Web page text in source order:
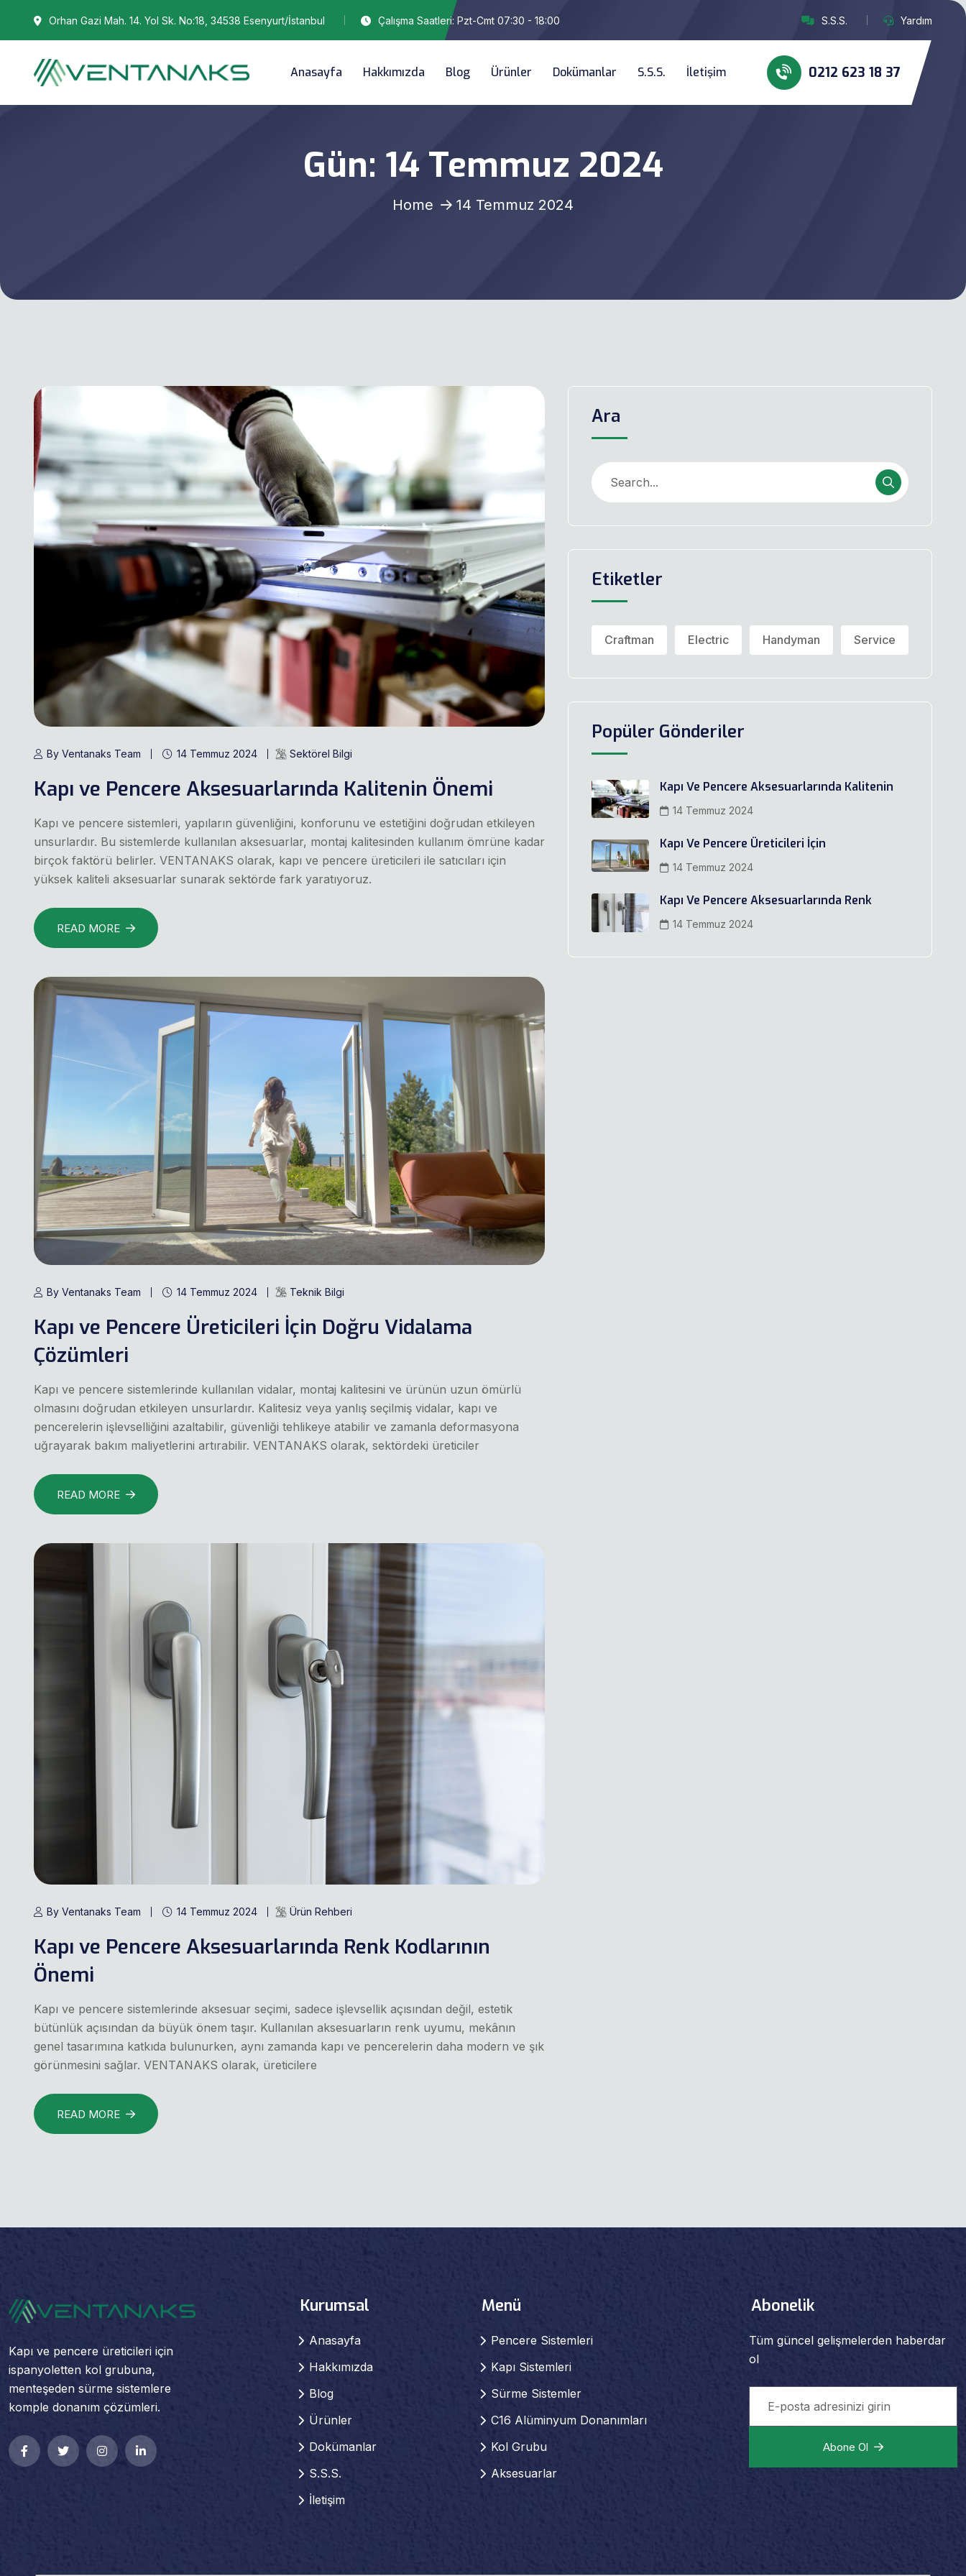
Orhan Gazi Mah. 14. Yol Sk. No:18, 34538 Esenyurt/İstanbul Çalışma Saatleri: Pzt-Cmt 07:30 - 18:00 S.S.S. Yardım
Anasayfa Hakkımızda Blog Ürünler Dokümanlar S.S.S. İletişim 0212 623 18 37
Gün: 14 Temmuz 2024
Home 14 Temmuz 2024
By Ventanaks Team 14 Temmuz 2024 Sektörel Bilgi
Kapı ve Pencere Aksesuarlarında Kalitenin Önemi
Kapı ve pencere sistemleri, yapıların güvenliğini, konforunu ve estetiğini doğrudan etkileyen
unsurlardır. Bu sistemlerde kullanılan aksesuarlar, montaj kalitesinden kullanım ömrüne kadar
birçok faktörü belirler. VENTANAKS olarak, kapı ve pencere üreticileri ile satıcıları için
yüksek kaliteli aksesuarlar sunarak sektörde fark yaratıyoruz.
READ MORE
By Ventanaks Team 14 Temmuz 2024 Teknik Bilgi
Kapı ve Pencere Üreticileri İçin Doğru Vidalama
Çözümleri
Kapı ve pencere sistemlerinde kullanılan vidalar, montaj kalitesini ve ürünün uzun ömürlü
olmasını doğrudan etkileyen unsurlardır. Kalitesiz veya yanlış seçilmiş vidalar, kapı ve
pencerelerin işlevselliğini azaltabilir, güvenliği tehlikeye atabilir ve zamanla deformasyona
uğrayarak bakım maliyetlerini artırabilir. VENTANAKS olarak, sektördeki üreticiler
READ MORE
By Ventanaks Team 14 Temmuz 2024 Ürün Rehberi
Kapı ve Pencere Aksesuarlarında Renk Kodlarının
Önemi
Kapı ve pencere sistemlerinde aksesuar seçimi, sadece işlevsellik açısından değil, estetik
bütünlük açısından da büyük önem taşır. Kullanılan aksesuarların renk uyumu, mekânın
genel tasarımına katkıda bulunurken, aynı zamanda kapı ve pencerelerin daha modern ve şık
görünmesini sağlar. VENTANAKS olarak, üreticilere
READ MORE
Ara
Etiketler
Craftman Electric Handyman Service
Popüler Gönderiler
Kapı Ve Pencere Aksesuarlarında Kalitenin
14 Temmuz 2024
Kapı Ve Pencere Üreticileri İçin
14 Temmuz 2024
Kapı Ve Pencere Aksesuarlarında Renk
14 Temmuz 2024
Kapı ve pencere üreticileri için
ispanyoletten kol grubuna,
menteşeden sürme sistemlere
komple donanım çözümleri.
Kurumsal
Anasayfa
Hakkımızda
Blog
Ürünler
Dokümanlar
S.S.S.
İletişim
Menü
Pencere Sistemleri
Kapı Sistemleri
Sürme Sistemler
C16 Alüminyum Donanımları
Kol Grubu
Aksesuarlar
Abonelik
Tüm güncel gelişmelerden haberdar
ol
Abone Ol